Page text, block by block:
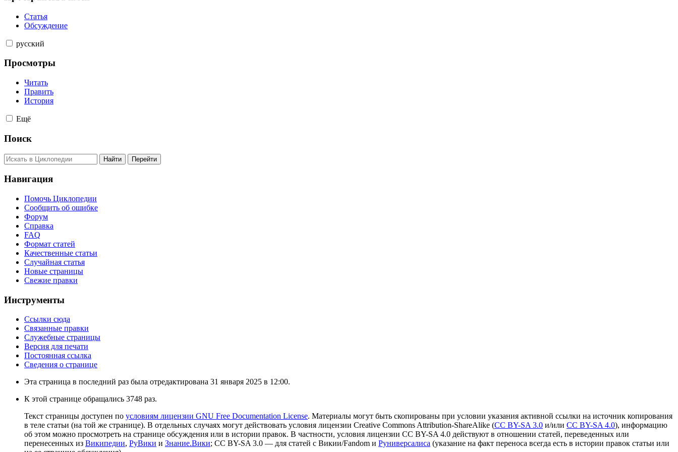
Статья
Обсуждение
русский
Просмотры
Читать
Править
История
Ещё
Поиск
Навигация
Помочь Циклопедии
Сообщить об ошибке
Форум
Справка
FAQ
Формат статей
Качественные статьи
Случайная статья
Новые страницы
Свежие правки
Инструменты
Ссылки сюда
Связанные правки
Служебные страницы
Версия для печати
Постоянная ссылка
Сведения о странице
Эта страница в последний раз была отредактирована 31 января 2025 в 12:00.
К этой странице обращались 3748 раз.
Текст страницы доступен по условиям лицензии GNU Free Documentation License. Материалы могут быть скопированы при условии указания активной ссылки на источник копирования
в теле статьи (на той же странице). В отдельных случаях могут действовать условия лицензии Creative Commons Attribution-ShareAlike (CC BY-SA 3.0 и/или CC BY-SA 4.0), информацию
об этом можно просмотреть на странице обсуждения или в истории правок. В частности, условия лицензии CC BY-SA 4.0 действуют в отношении статей, переведенных или
перенесенных из Википедии, РуВики и Знание.Вики; CC BY-SA 3.0 — для статей с Викии/Fandom и Руниверсалиса (указание на факт переноса всегда есть в истории правок статьи или